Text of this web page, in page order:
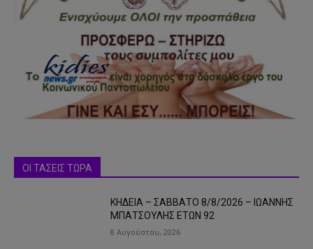
ΟΙ ΤΑΣΕΙΣ ΤΩΡΑ
ΚΗΔΕΙΑ – ΣΑΒΒΑΤΟ 8/8/2026 – ΙΩΑΝΝΗΣ
ΜΠΑΤΣΟΥΛΗΣ ΕΤΩΝ 92
8 Αυγούστου, 2026